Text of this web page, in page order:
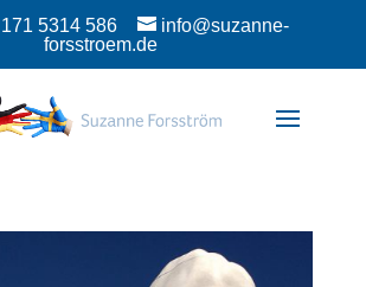
5314 586
info@suzanne-
forsstroem.de